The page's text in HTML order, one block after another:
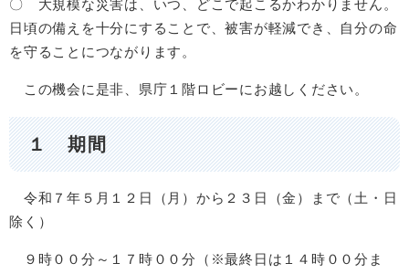
〇 大規模な災害は、いつ、どこで起こるかわかりません。
日頃の備えを十分にすることで、被害が軽減でき、自分の命
を守ることにつながります。
この機会に是非、県庁１階ロビーにお越しください。
１ 期間
令和７年５月１２日（月）から２３日（金）まで（土・日
除く）
９時００分～１７時００分（※最終日は１４時００分ま